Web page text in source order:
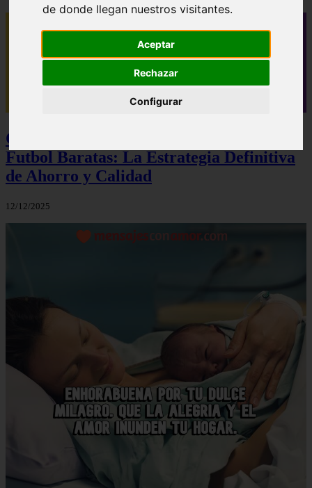
de donde llegan nuestros visitantes.
Aceptar
Rechazar
Configurar
Camisetas NBA Baratas y Camisetas de
Futbol Baratas: La Estrategia Definitiva
de Ahorro y Calidad
12/12/2025